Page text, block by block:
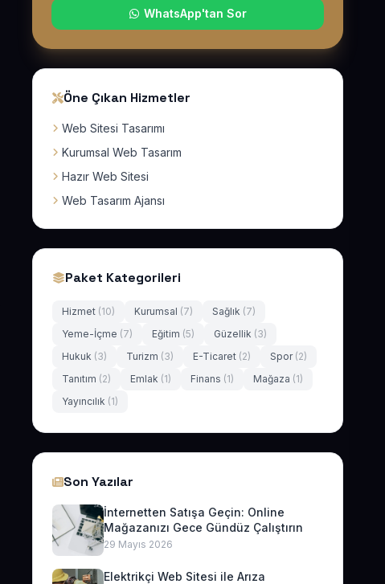
WhatsApp'tan Sor
Öne Çıkan Hizmetler
Web Sitesi Tasarımı
Kurumsal Web Tasarım
Hazır Web Sitesi
Web Tasarım Ajansı
Paket Kategorileri
Hizmet (10) Kurumsal (7) Sağlık (7)
Yeme-İçme (7) Eğitim (5) Güzellik (3)
Hukuk (3) Turizm (3) E-Ticaret (2) Spor (2)
Tanıtım (2) Emlak (1) Finans (1) Mağaza (1)
Yayıncılık (1)
Son Yazılar
İnternetten Satışa Geçin: Online
Mağazanızı Gece Gündüz Çalıştırın
29 Mayıs 2026
Elektrikçi Web Sitesi ile Arıza